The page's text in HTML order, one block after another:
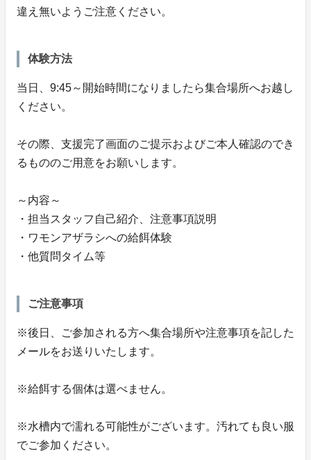
違え無いようご注意ください。
体験方法
当日、9:45～開始時間になりましたら集合場所へお越し
ください。
その際、支援完了画面のご提示およびご本人確認のでき
るもののご用意をお願いします。
～内容～
・担当スタッフ自己紹介、注意事項説明
・ワモンアザラシへの給餌体験
・他質問タイム等
ご注意事項
※後日、ご参加される方へ集合場所や注意事項を記した
メールをお送りいたします。
※給餌する個体は選べません。
※水槽内で濡れる可能性がございます。汚れても良い服
でご参加ください。